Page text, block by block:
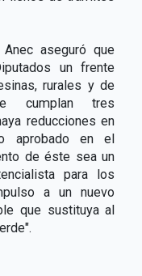
aseguró que
un frente
rurales y de
cumplan tres
reducciones en
aprobado en el
de éste sea un
para los
a un nuevo
que sustituya al